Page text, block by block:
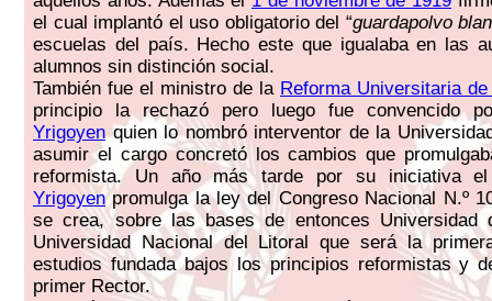
el cual implantó el uso obligatorio del “guardapolvo
escuelas del país. Hecho este que igualaba en las
alumnos sin distinción social.
También fue el ministro de la Reforma Universitaria de
principio la rechazó pero luego fue convencido
Yrigoyenquien lo nombró interventor de la
asumir el cargo concretó los cambios que
reformista. Un año más tarde por su iniciativa el
Yrigoyenpromulga la ley del Congreso Nacional N.º
se crea, sobre las bases de entonces Universidad
Universidad Nacional del Litoral que será la
estudios fundada bajos los principios reformistas y
primer Rector.